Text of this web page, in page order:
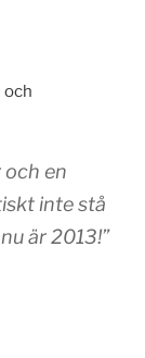
och
och en
inte stå
är 2013!”